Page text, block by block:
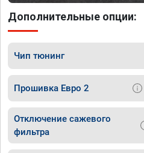
Дополнительные опции:
Чип тюнинг
Прошивка Евро 2
Отключение сажевого
фильтра